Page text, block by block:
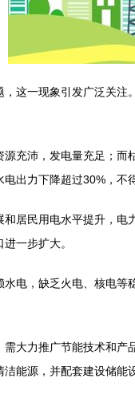
这一现象引发广泛关
充沛，发电量充足；
出力下降超过30%，不
居民用电水平提升，
一步扩大。
电，缺乏火电、核电
大力推广节能技术和
能源，并配套建设储能